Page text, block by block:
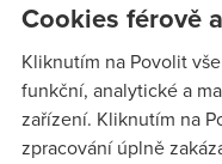
Přehled je dobré doplnit
http://mapy.quick.cz
mé zkušenosti dochází
než u seznamu a
bych viděla, jakou část
Cookies férově
Kliknutím na Povolit
funkční, analytické a
zařízení. Kliknutím na
zpracování úplně